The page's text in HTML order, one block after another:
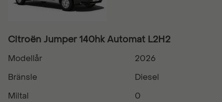
Citroën Jumper 140hk Automat L2H2
Modellår
2026
Bränsle
Diesel
Miltal
0